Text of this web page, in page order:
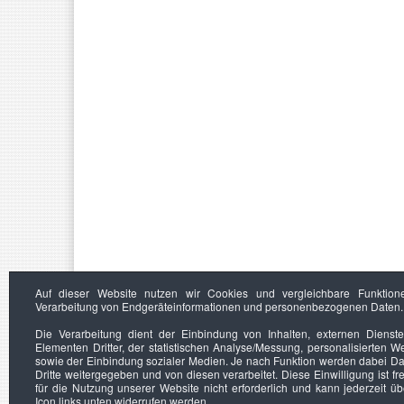
Auf dieser Website nutzen wir Cookies und vergleichbare
Verarbeitung von Endgeräteinformationen und personenbezogenen Daten.
Die Verarbeitung dient der Einbindung von Inhalten, externen
Elementen Dritter, der statistischen Analyse/Messung, personalisierten
sowie der Einbindung sozialer Medien. Je nach Funktion werden dabei
Dritte weitergegeben und von diesen verarbeitet. Diese Einwilligung ist
für die Nutzung unserer Website nicht erforderlich und kann jederzeit
Icon links unten widerrufen werden.